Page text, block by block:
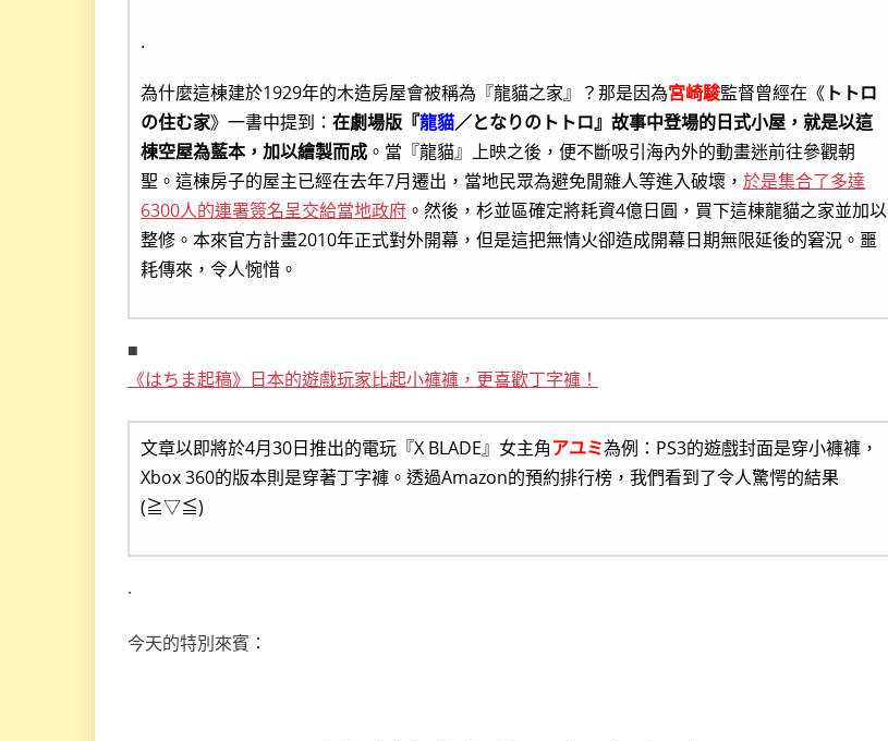
.
為什麼這棟建於1929年的木造房屋會被稱為『龍貓之家』？那是因為宮崎駿監督曾經在《 トトロ
の住む家》一書中提到： 在劇場版『龍貓／となりのトトロ』故事中登場的日式小屋，就是以這
棟空屋為藍本，加以繪製而成 。當『龍貓』上映之後，便不斷吸引海內外的動畫迷前往參觀朝
聖。這棟房子的屋主已經在去年7月遷出，當地民眾為避免閒雜人等進入破壞， 於是集合了多達
6300人的連署簽名呈交給當地政府 。然後，杉並區確定將耗資4億日圓，買下這棟龍貓之家並加以
整修。本來官方計畫2010年正式對外開幕，但是這把無情火卻造成開幕日期無限延後的窘況。噩
耗傳來，令人惋惜。
■
《はちま起稿》日本的遊戲玩家比起小褲褲，更喜歡丁字褲！
文章以即將於4月30日推出的電玩『X BLADE』女主角アユミ為例：PS3的遊戲封面是穿小褲褲，
Xbox 360的版本則是穿著丁字褲。透過Amazon的預約排行榜，我們看到了令人驚愕的結果
(≧▽≦)
.
今天的特別來賓：